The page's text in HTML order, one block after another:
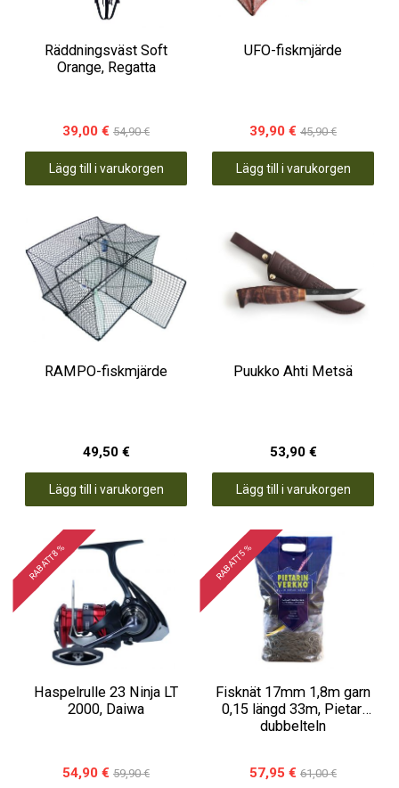
Räddningsväst Soft
Orange, Regatta
39,00 € 54,90 €
Lägg till i varukorgen
UFO-fiskmjärde
39,90 € 45,90 €
Lägg till i varukorgen
RAMPO-fiskmjärde
49,50 €
Lägg till i varukorgen
Puukko Ahti Metsä
53,90 €
Lägg till i varukorgen
RABATT 8 %
Haspelrulle 23 Ninja LT
2000, Daiwa
54,90 € 59,90 €
RABATT 5 %
Fisknät 17mm 1,8m garn
0,15 längd 33m, Pietari
dubbelteln
57,95 € 61,00 €